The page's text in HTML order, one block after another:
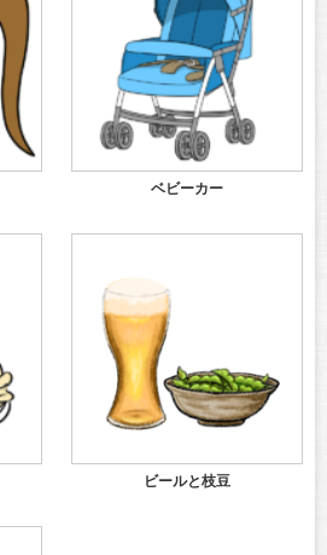
ベビーカー
ビールと枝豆